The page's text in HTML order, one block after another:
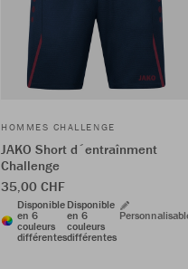
HOMMES CHALLENGE
JAKO Short d´entraînment
Challenge
35,00 CHF
Disponible
en 6
couleurs
différentes
Disponible
en 6
couleurs
différentes